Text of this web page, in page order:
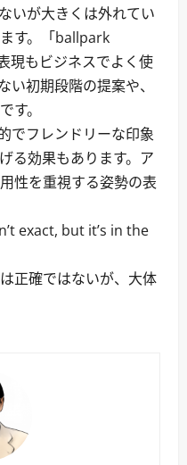
いが大きくは外れてい
す。「ballpark
現もビジネスでよく使
い初期段階の提案や、
す。
でフレンドリーな印象
る効果もあります。ア
性を重視する姿勢の表
exact, but it’s in the
正確ではないが、大体